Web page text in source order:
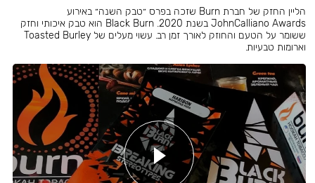
הליין החזק של חברת Burn שזכה בפרס ״טבק השנה״ באירוע
JohnCalliano Awards בשנת 2020. Black Burn הוא טבק איכותי וחזק
ששומר על הטעם והחוזק לאורך זמן רב. עשוי מעלים של Toasted Burley
וארומות טבעיות.